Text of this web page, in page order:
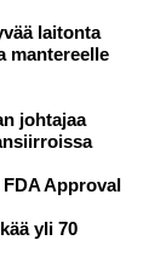
laitonta
mantereelle
johtajaa
FDA Approval
yli 70